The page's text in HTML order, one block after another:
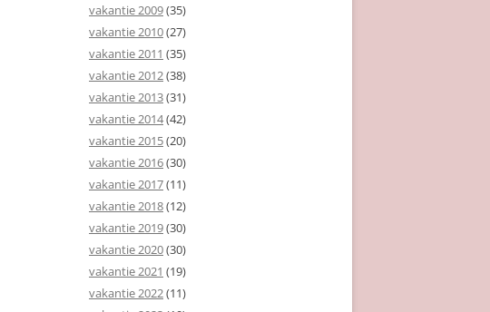
vakantie 2009(35)
vakantie 2010(27)
vakantie 2011 (35)
vakantie 2012(38)
vakantie 2013(31)
vakantie 2014(42)
vakantie 2015(20)
vakantie 2016(30)
vakantie 2017(11)
vakantie 2018(12)
vakantie 2019(30)
vakantie 2020(30)
vakantie 2021 (19)
vakantie 2022(11)